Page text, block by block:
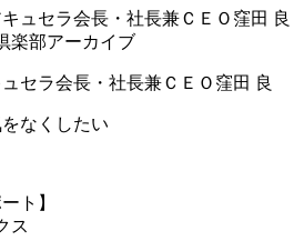
楽部アーカイブ
ュセラ会長・社長兼ＣＥＯ窪田 良
なくしたい
ス